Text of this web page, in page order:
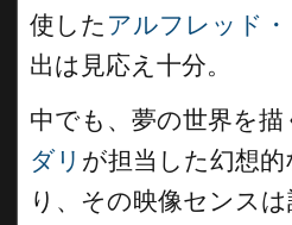
使した アルフレッド
出は見応え十分。
中でも、夢の世界を描
ダリ が担当した幻想
り、その映像センス